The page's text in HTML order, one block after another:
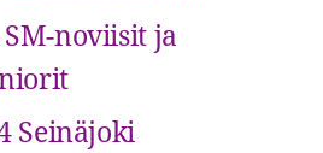
noviisit ja
Seinäjoki